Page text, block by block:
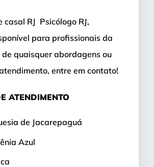
casal RJ Psicólogo RJ,
para profissionais da
quaisquer abordagens ou
entre em contato!
ATENDIMENTO
de Jacarepaguá
Azul